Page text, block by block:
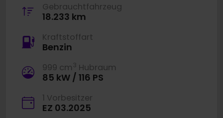
Gebrauchtfahrzeug
18.233 km
Kraftstoffart
Benzin
999 cm 3 Hubraum
85 kW / 116 PS
1 Vorbesitzer
EZ 03.2025